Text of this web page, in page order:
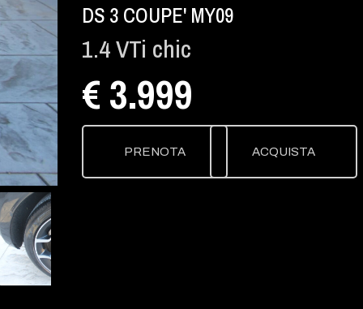
DS 3 COUPE' MY09
1.4 VTi chic
€ 3.999
PRENOTA ACQUISTA